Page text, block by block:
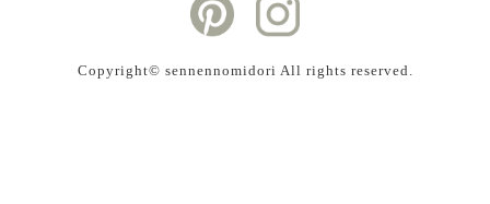
Copyright©︎ sennennomidori All rights reserved.